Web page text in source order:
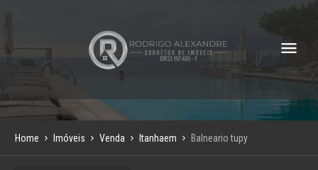
Home Imóveis Venda Itanhaem Balneario tupy